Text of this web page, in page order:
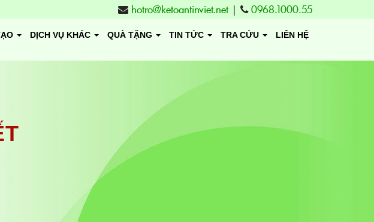
hotro@ketoantinviet.net | 0968.1000.55
DỊCH VỤ KHÁC QUÀ TẶNG TIN TỨC TRA CỨU LIÊN HỆ